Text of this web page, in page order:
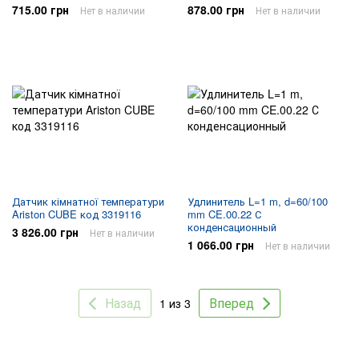
715.00 грн Нет в наличии 878.00 грн Нет в наличии
Датчик кімнатної температури
Ariston CUBE код 3319116
3 826.00 грн Нет в наличии
Удлинитель L=1 m, d=60/100
mm CE.00.22 С
конденсационный
1 066.00 грн Нет в наличии
Назад 1 из 3 Вперед